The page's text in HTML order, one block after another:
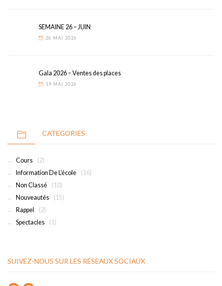
SEMAINE 26 – JUIN
26 MAI 2026
Gala 2026 – Ventes des places
19 MAI 2026
CATEGORIES
Cours
(2)
Information De L'école
(16)
Non Classé
(10)
Nouveautés
(15)
Rappel
(2)
Spectacles
(1)
SUIVEZ-NOUS SUR LES RÉSEAUX SOCIAUX